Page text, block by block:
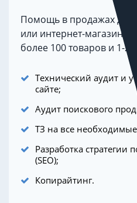
Помощь в продажах для
или интернет-магазина.
более 100 товаров и 1-2
Технический аудит и
сайте;
Аудит поискового
ТЗ на все необходимые
Разработка стратегии
(SEO);
Копирайтинг.